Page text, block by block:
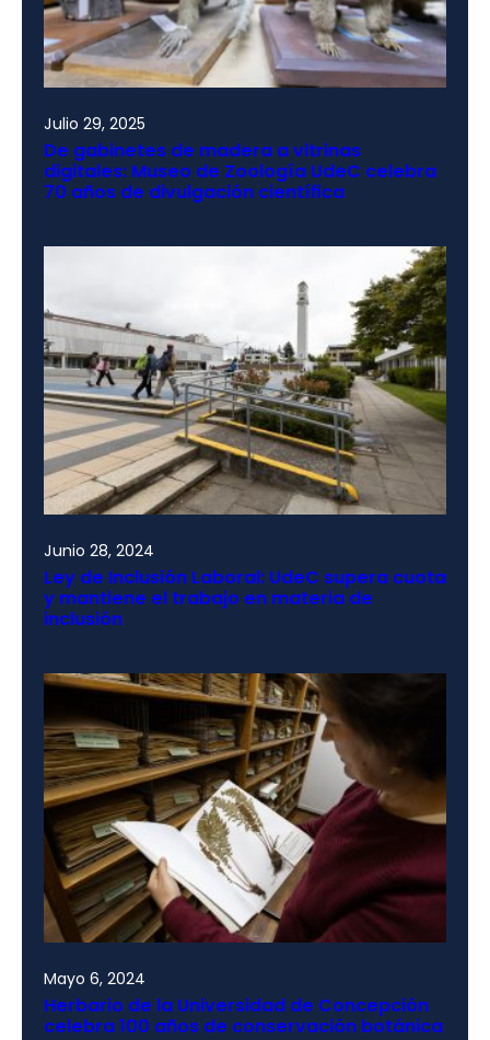
Julio 29, 2025
De gabinetes de madera a vitrinas
digitales: Museo de Zoología UdeC celebra
70 años de divulgación científica
Junio 28, 2024
Ley de Inclusión Laboral: UdeC supera cuota
y mantiene el trabajo en materia de
inclusión
Mayo 6, 2024
Herbario de la Universidad de Concepción
celebra 100 años de conservación botánica